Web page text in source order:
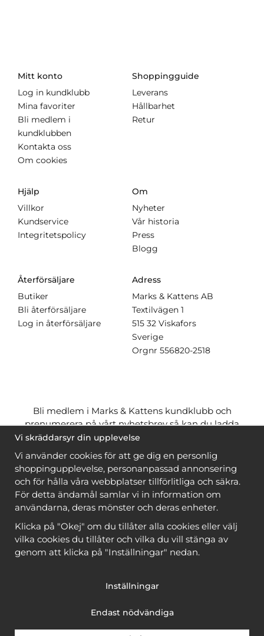
Mitt konto
Log in kundklubb
Mina favoriter
Bli medlem i
kundklubben
Kontakta oss
Om cookies
Shoppingguide
Leverans
Hållbarhet
Retur
Hjälp
Villkor
Kundservice
Integritetspolicy
Om
Nyheter
Vår historia
Press
Blogg
Återförsäljare
Butiker
Bli återförsäljare
Log in återförsäljare
Adress
Marks & Kattens AB
Textilvägen 1
515 32 Viskafors
Sverige
Orgnr 556820-2518
Bli medlem i Marks & Kattens kundklubb och
prenumerera på vårt nyhetsbrev så kan du ladda
ner många mönstergratisoch få många
när du handlar garn till mönstret. Du ser vilka som
är
gratis när du är inloggad
Bli medlem
Copyright © 2026, Marks & Kattens AB
Vi skräddarsyr din upplevelse
Vi använder cookies för att ge dig en personlig
shoppingupplevelse, personanpassad annonsering
och för hålla våra webbplatser tillförlitliga och säkra.
För detta ändamål samlar vi in information om
användarna, deras mönster och deras enheter.
Klicka på "Okej" om du tillåter alla cookies eller välj
vilka cookies du tillåter och vilka du vill stänga av
genom att klicka på "Inställningar" nedan.
Inställningar
Endast nödvändiga